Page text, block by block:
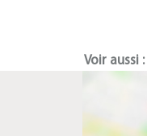
Voir aussi :